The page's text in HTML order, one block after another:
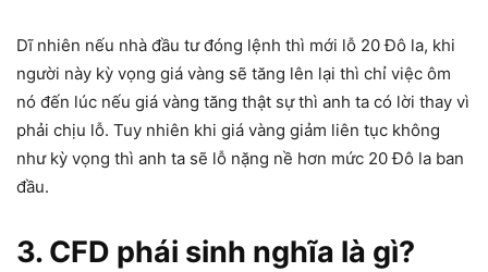
Dĩ nhiên nếu nhà đầu tư đóng lệnh thì mới lỗ 20 Đô la, khi
người này kỳ vọng giá vàng sẽ tăng lên lại thì chỉ việc ôm
nó đến lúc nếu giá vàng tăng thật sự thì anh ta có lời thay vì
phải chịu lỗ. Tuy nhiên khi giá vàng giảm liên tục không
như kỳ vọng thì anh ta sẽ lỗ nặng nề hơn mức 20 Đô la ban
đầu.
3. CFD phái sinh nghĩa là gì?